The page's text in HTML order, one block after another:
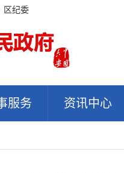
区纪委
服务 资讯中心